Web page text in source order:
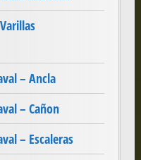
– Ancla
– Cañon
– Escaleras